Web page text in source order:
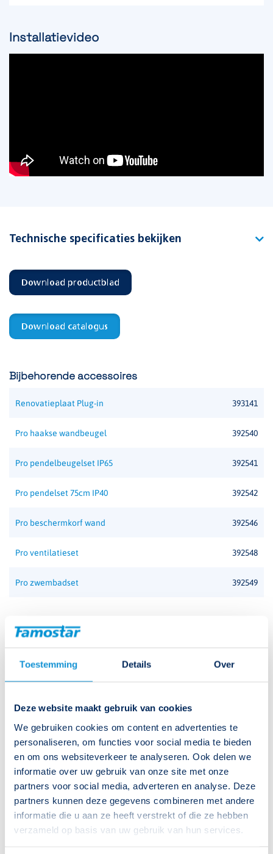
Toestemming Details Over
Deze website maakt gebruik van cookies
We gebruiken cookies om content en advertenties te
personaliseren, om functies voor social media te bieden
en om ons websiteverkeer te analyseren. Ook delen we
informatie over uw gebruik van onze site met onze
partners voor social media, adverteren en analyse. Deze
partners kunnen deze gegevens combineren met andere
informatie die u aan ze heeft verstrekt of die ze hebben
verzameld op basis van uw gebruik van hun services.
Installatievideo
Technische specificaties bekijken
Artikelnummer 394255
EAN-code 8715774019951
Voedingssysteem Centraal
Materiaal Bio-circulair polycarbonaat
Opgenomen vermogen
Spanning
Kleur
IP-waarde
IK-waarde
Permanent ja (afhankelijk van de centrale)
Temperatuurbereik -20 tot 40°C
Autonomie
In combinatie met een centraal gevoed
systeem
Klasse II
Download productblad
Download catalogus
Bijbehorende accessoires
Renovatieplaat Plug-in 393141
Pro haakse wandbeugel 392540
Pro pendelbeugelset IP65 392541
Pro pendelset 75cm IP40 392542
Pro beschermkorf wand 392546
Pro ventilatieset 392548
Pro zwembadset 392549
Bijbehorende downloads
Handleiding Pro HiBay
Bestektekst Pro HiBay V-230
EPD Pro
Afstandstabel 1 lux Pro HiBay V-230
DIALux Pro HiBay V-230
Productcatalogus